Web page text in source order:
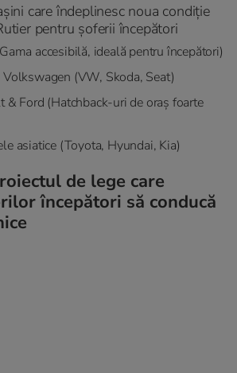
care îndeplinesc noua condiție
pentru șoferii începători
accesibilă, ideală pentru începători)
(VW, Skoda, Seat)
& Ford (Hatchback-uri de oraș foarte
asiatice (Toyota, Hyundai, Kia)
de lege care
începători să conducă